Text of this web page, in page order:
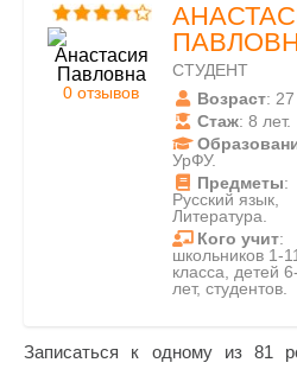
0 отзывов
СТУДЕНТ
Возраст: 27
Стаж: 8 лет.
УрФУ.
Предметы:
Русский язык,
Литература.
Кого учит:
школьников 1-11
класса, детей
лет, студентов.
Записаться к одному из 81